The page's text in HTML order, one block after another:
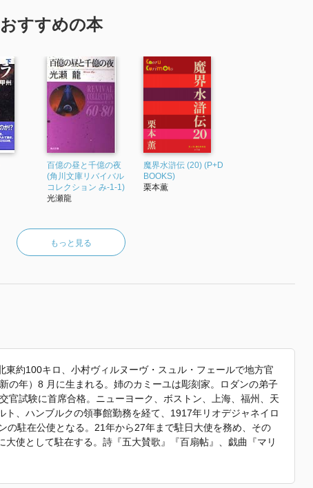
すすめの本
百億の昼と千億の夜
(角川文庫リバイバル
コレクション み-1-1)
光瀬龍
魔界水滸伝 (20) (P+D
BOOKS)
栗本薫
もっと見る
東約100キロ、小村ヴィルヌーヴ・スュル・フェールで地方官
の年）8 月に生まれる。姉のカミーユは彫刻家。ロダンの弟子
官試験に首席合格。ニューヨーク、ボストン、上海、福州、天
ト、ハンブルクの領事館勤務を経て、1917年リオデジャネイロ
の駐在公使となる。21年から27年まで駐日大使を務め、その
大使として駐在する。詩『五大賛歌』『百扇帖』、戯曲『マリ
ある。